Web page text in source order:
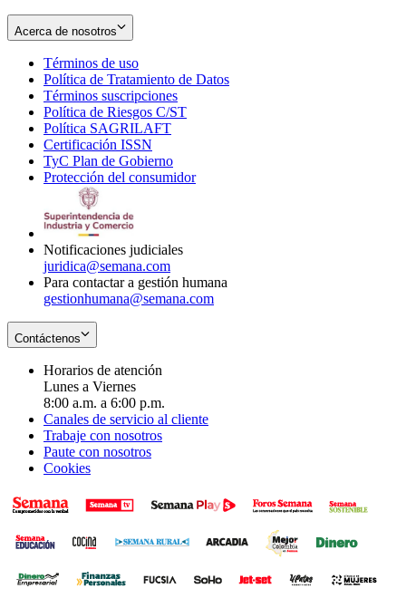
Acerca de nosotros
Términos de uso
in
new
window
Política de Tratamiento de Datos
Términos suscripciones
in
Política de Riesgos C/ST
Política SAGRILAFT
new
window
Certificación ISSN
in
new
TyC Plan de Gobierno
in
Protección del consumidorOpens
Notificaciones judiciales
juridica@semana.com
Para contactar a gestión humana
gestionhumana@semana.com
Contáctenos
Horarios de atención
Lunes a Viernes
8:00 a.m. a 6:00 p.m.
Canales de servicio al cliente
Trabaje con nosotros
Paute con nosotros
Cookies